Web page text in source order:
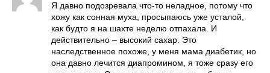
Я давно подозревала что-то неладное, потому что
хожу как сонная муха, просыпаюсь уже усталой,
как будто я на шахте неделю отпахала. И
действительно – высокий сахар. Это
наследственное похоже, у меня мама диабетик, но
она давно лечится диапромином, я тоже сразу его